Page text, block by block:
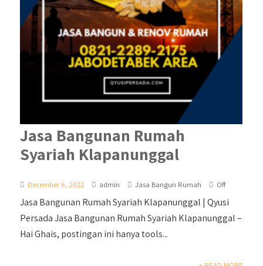
Jasa Bangunan Rumah
Syariah Klapanunggal
December 6, 2022 admin Jasa Bangun Rumah Off
Jasa Bangunan Rumah Syariah Klapanunggal | Qyusi
Persada Jasa Bangunan Rumah Syariah Klapanunggal –
Hai Ghais, postingan ini hanya tools...